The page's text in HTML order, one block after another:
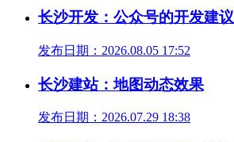
长沙开发：公众号的开发建议
发布日期：2026.08.05 17:52
长沙建站：地图动态效果
发布日期：2026.07.29 18:38